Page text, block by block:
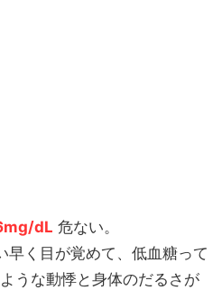
dL 危ない。
く目が覚めて、低血糖って
うな動悸と身体のだるさが